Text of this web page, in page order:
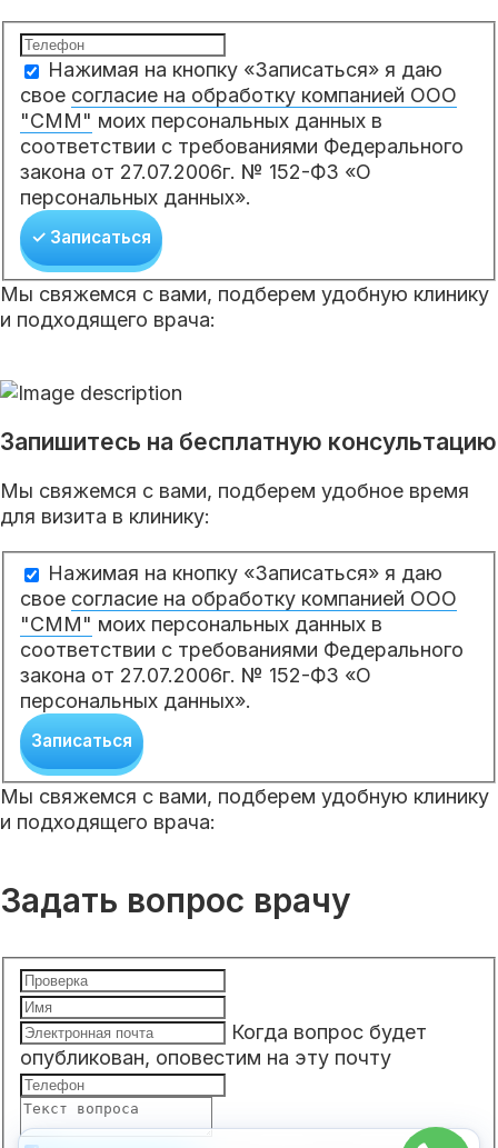
Нажимая на кнопку «Записаться» я даю
свое согласие на обработку компанией ООО
"СММ" моих персональных данных в
соответствии с требованиями Федерального
закона от 27.07.2006г. № 152-ФЗ «О
персональных данных».
✓ Записаться
Мы свяжемся с вами, подберем удобную клинику
и подходящего врача:
Запишитесь на бесплатную консультацию
Мы свяжемся с вами, подберем удобное время
для визита в клинику:
Нажимая на кнопку «Записаться» я даю
свое согласие на обработку компанией ООО
"СММ" моих персональных данных в
соответствии с требованиями Федерального
закона от 27.07.2006г. № 152-ФЗ «О
персональных данных».
Записаться
Мы свяжемся с вами, подберем удобную клинику
и подходящего врача:
Задать вопрос врачу
Когда вопрос будет
опубликован, оповестим на эту почту